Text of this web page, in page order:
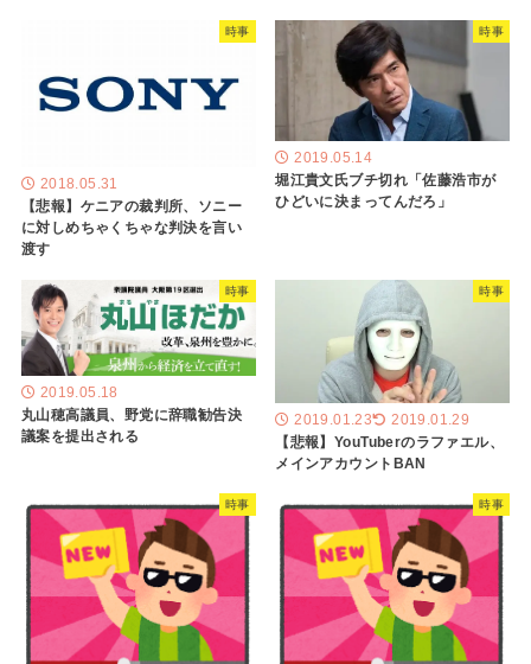
時事
2018.05.31
【悲報】ケニアの裁判所、ソニー
に対しめちゃくちゃな判決を言い
渡す
時事
2019.05.14
堀江貴文氏ブチ切れ「佐藤浩市が
ひどいに決まってんだろ」
時事
2019.05.18
丸山穂高議員、野党に辞職勧告決
議案を提出される
時事
2019.01.23 2019.01.29
【悲報】YouTuberのラファエル、
メインアカウントBAN
時事 時事